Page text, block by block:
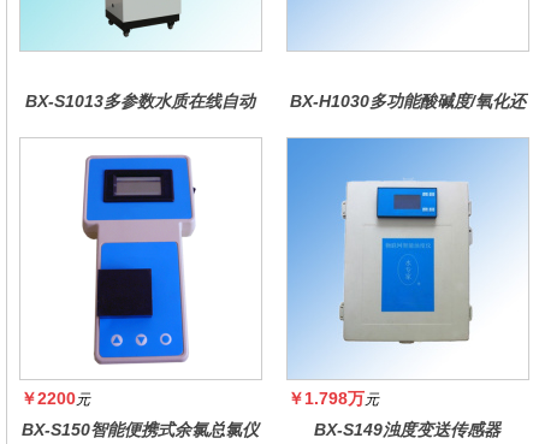
BX-S1013多参数水质在线自动
BX-H1030多功能酸碱度/氧化还
￥2200元
BX-S150智能便携式余氯总氯仪
￥1.798万元
BX-S149浊度变送传感器